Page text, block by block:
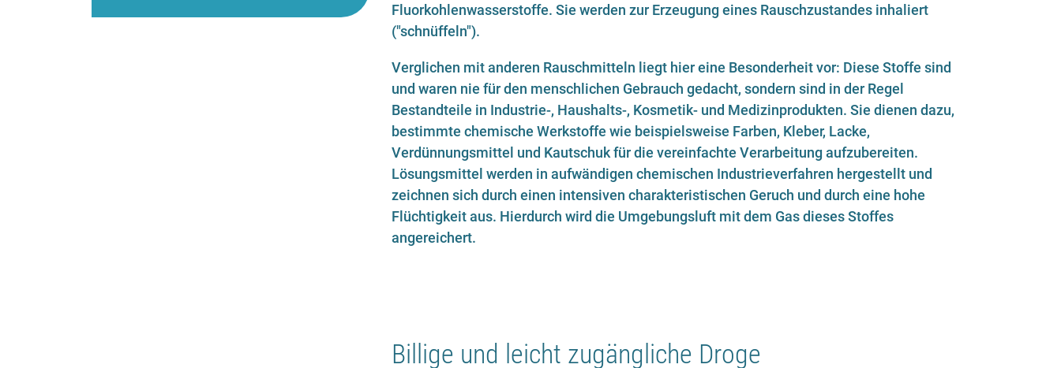
Fluorkohlenwasserstoffe. Sie werden zur Erzeugung eines Rauschzustandes inhaliert
("schnüffeln").
Verglichen mit anderen Rauschmitteln liegt hier eine Besonderheit vor: Diese Stoffe sind
und waren nie für den menschlichen Gebrauch gedacht, sondern sind in der Regel
Bestandteile in Industrie-, Haushalts-, Kosmetik- und Medizinprodukten. Sie dienen dazu,
bestimmte chemische Werkstoffe wie beispielsweise Farben, Kleber, Lacke,
Verdünnungsmittel und Kautschuk für die vereinfachte Verarbeitung aufzubereiten.
Lösungsmittel werden in aufwändigen chemischen Industrieverfahren hergestellt und
zeichnen sich durch einen intensiven charakteristischen Geruch und durch eine hohe
Flüchtigkeit aus. Hierdurch wird die Umgebungsluft mit dem Gas dieses Stoffes
angereichert.
Billige und leicht zugängliche Droge